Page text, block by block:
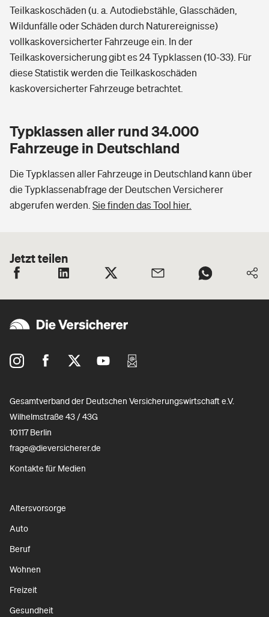
Teilkaskoschäden (u. a. Autodiebstähle, Glasschäden,
Wildunfälle oder Schäden durch Naturereignisse)
vollkaskoversicherter Fahrzeuge ein. In der
Teilkaskoversicherung gibt es 24 Typklassen (10-33). Für
diese Statistik werden die Teilkaskoschäden
kaskoversicherter Fahrzeuge betrachtet.
Typklassen aller rund 34.000
Fahrzeuge in Deutschland
Die Typklassen aller Fahrzeuge in Deutschland kann über
die Typklassenabfrage der Deutschen Versicherer
abgerufen werden. Sie finden das Tool hier.
Jetzt teilen
Gesamtverband der Deutschen Versicherungswirtschaft e.V.
Wilhelmstraße 43 / 43G
10117 Berlin
frage@dieversicherer.de
Kontakte für Medien
Altersvorsorge
Auto
Beruf
Wohnen
Freizeit
Gesundheit